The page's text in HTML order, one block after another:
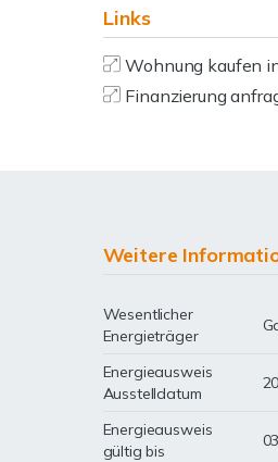
Links
Wohnung kaufen
Finanzierung
Weitere
Wesentlicher
Energieträger
Energieausweis
Ausstelldatum
Energieausweis
gültig bis